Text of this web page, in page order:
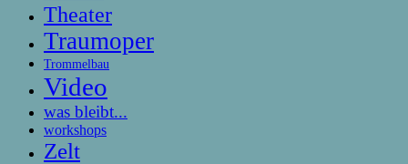
Theater
Traumoper
Trommelbau
Video
was bleibt...
workshops
Zelt